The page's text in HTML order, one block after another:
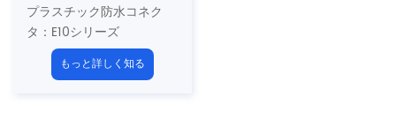
プラスチック防水コネク
タ ：E10シリーズ
5/8 "-27uns US標準ネジ
構造タイプ：バックマウン
もっと詳しく知る